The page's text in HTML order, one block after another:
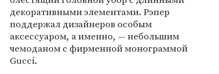
декоративными элементами. Рэпер
поддержал дизайнеров особым
аксессуаром, а именно, — небольшим
чемоданом с фирменной монограммой
Gucci.